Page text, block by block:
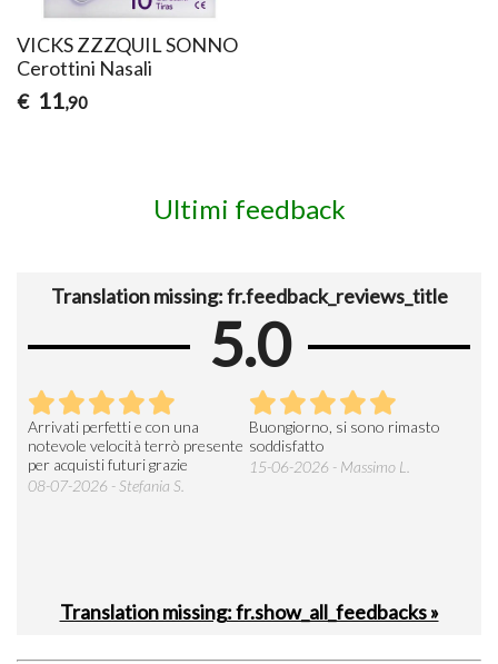
VICKS ZZZQUIL SONNO
Cerottini Nasali
€ 11,90
Ultimi feedback
Translation missing: fr.feedback_reviews_title
5.0
Arrivati perfetti e con una
notevole velocità terrò presente
per acquisti futuri grazie
08-07-2026 - Stefania S.
Buongiorno, si sono rimasto
soddisfatto
15-06-2026 - Massimo L.
Translation missing: fr.show_all_feedbacks »